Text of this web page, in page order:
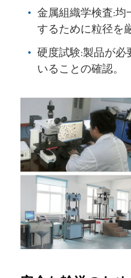
金属組織学検査:
するために粒径を
硬度試験:製品が
いることの確認。